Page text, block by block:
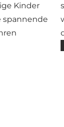
Kinder
spannende